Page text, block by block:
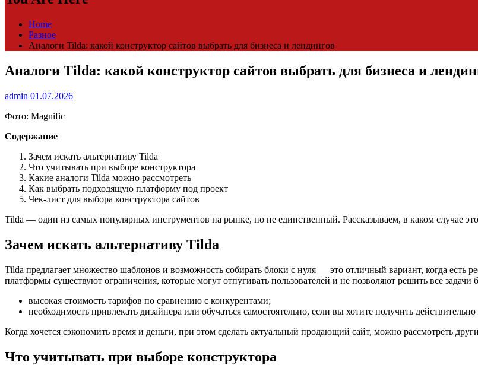
Home
Разное
Аналоги Tilda: какой конструктор сайтов выбрать для бизнеса и лендингов
Аналоги Tilda: какой конструктор сайтов выбрать для бизнеса и
admin 01.07.2026
Фото: Magnific
Содержание
Зачем искать альтернативу Tilda
Что учитывать при выборе конструктора
Какие аналоги Tilda можно рассмотреть
Как выбрать подходящую платформу под проект
Чек-лист для выбора конструктора сайтов
Tilda — один из самых популярных инструментов на рынке, но не единственный. Рассказываем, в каком случае
Зачем искать альтернативу Tilda
Tilda предлагает множество шаблонов и возможность собирать блоки с нуля — это отличный вариант, когда есть
платформы существуют ограничения, которые могут отпугивать пользователей и не позволяют решить все задачи
высокая стоимость тарифов по сравнению с конкурентами;
необходимость привлекать дизайнера или обучаться самостоятельно, если вы хотите получить
Когда хочется сэкономить время и деньги, при этом сделать актуальный продающий сайт, можно рассмотреть
Что учитывать при выборе конструктора